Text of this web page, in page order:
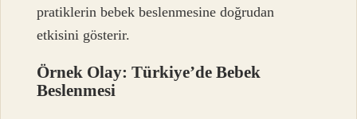
pratiklerin bebek beslenmesine doğrudan
etkisini gösterir.
Örnek Olay: Türkiye’de Bebek
Beslenmesi